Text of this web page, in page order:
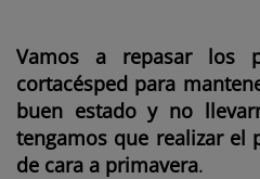
Vamos a repasar los
cortacésped para
buen estado y no
tengamos que realizar el
de cara a primavera.